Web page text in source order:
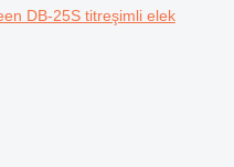
DB-25S titreşimli elek